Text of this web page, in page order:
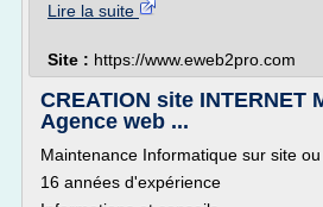
Lire la suite
Site : https://www.eweb2pro.com
CREATION site INTERNET
Agence web ...
Maintenance Informatique sur site
16 années d'expérience